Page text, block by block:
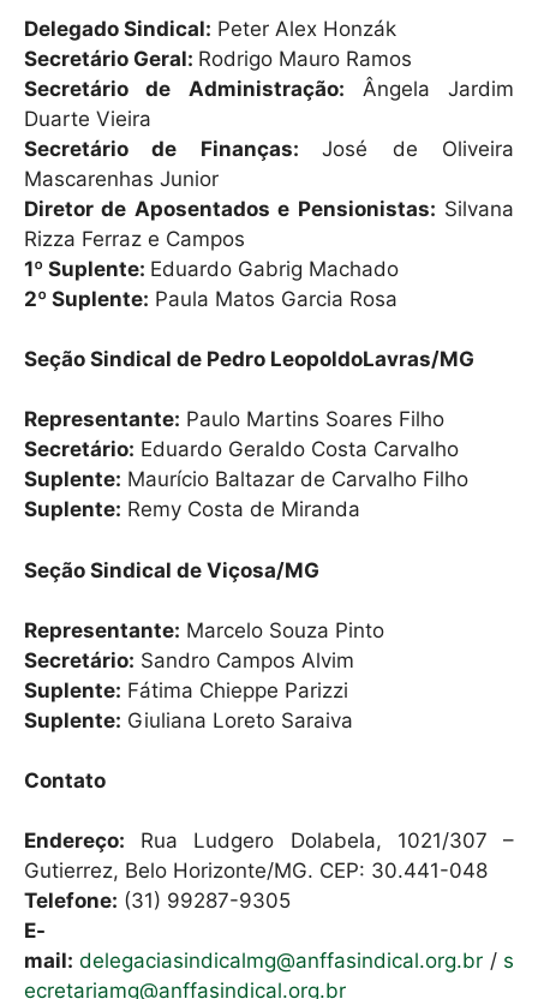
at
s
A
p
p
c
e
o
o
k
ai
l
Delegado Sindical: Peter Alex Honzák
Secretário Geral: Rodrigo Mauro Ramos
Secretário de Administração: Ângela Jardim
Duarte Vieira
Secretário de Finanças:José de Oliveira
Mascarenhas Junior
Diretor de Aposentados e Pensionistas: Silvana
Rizza Ferraz e Campos
1º Suplente: Eduardo Gabrig Machado
2º Suplente: Paula Matos Garcia Rosa
Seção Sindical de Pedro LeopoldoLavras/MG
Representante: Paulo Martins Soares Filho
Secretário: Eduardo Geraldo Costa Carvalho
Suplente: Maurício Baltazar de Carvalho Filho
Suplente: Remy Costa de Miranda
Seção Sindical de Viçosa/MG
Representante: Marcelo Souza Pinto
Secretário: Sandro Campos Alvim
Suplente: Fátima Chieppe Parizzi
Suplente: Giuliana Loreto Saraiva
Contato
Endereço: Rua Ludgero Dolabela, 1021/307 –
Gutierrez, Belo Horizonte/MG. CEP: 30.441-048
Telefone: (31) 99287-9305
E-
mail: delegaciasindicalmg@anffasindical.org.br / s
ecretariamg@anffasindical.org.br